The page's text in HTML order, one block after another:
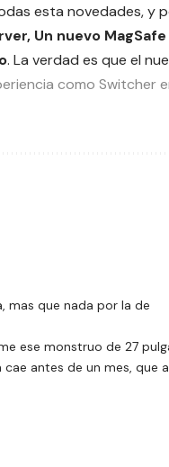
esta novedades, y
Un nuevo
. La verdad es que el
como Switcher
mas que nada por la de
ese monstruo de 27
antes de un mes, que